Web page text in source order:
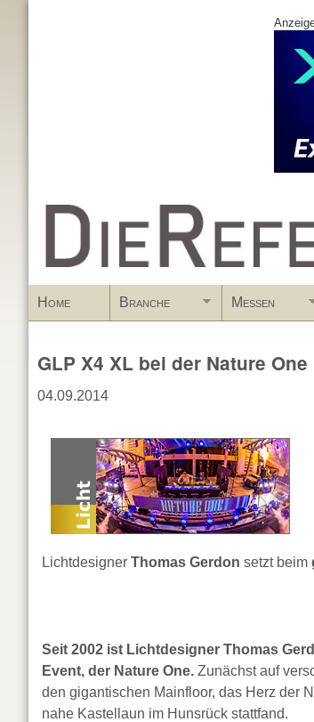
www.DieReferenz.de
Home Branche Messen
GLP X4 XL bei der Nature One
04.09.2014
Lichtdesigner Thomas Gerdon setzt beim
Seit 2002 ist Lichtdesigner Thomas
Event, der Nature One. Zunächst auf
den gigantischen Mainfloor, das Herz der
nahe Kastellaun im Hunsrück stattfand.